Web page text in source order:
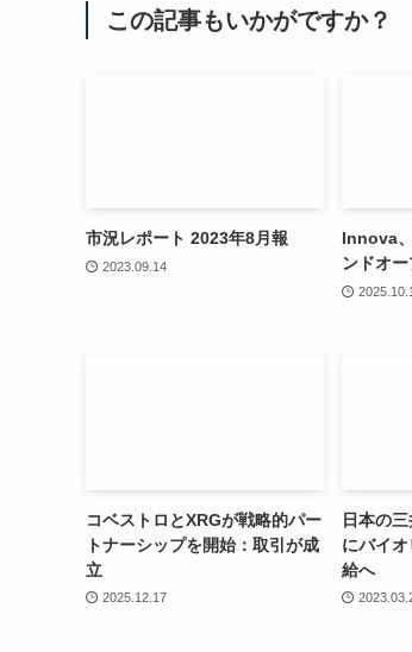
この記事もいかがですか？
市況レポート 2023年8月報
2023.09.14
Innova
ンドオ
コベストロとXRGが戦略的パー
トナーシップを開始：取引が成
立
2025.12.17
日本の
にバイ
給へ